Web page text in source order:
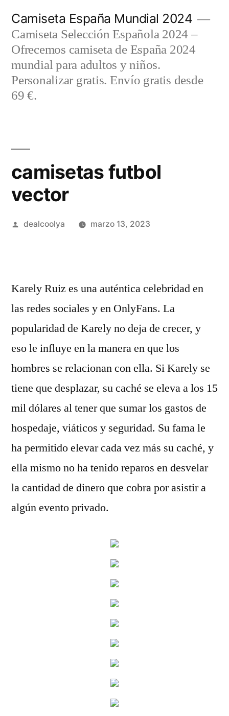
contenido
Camiseta España Mundial 2024
Camiseta Selección Española 2024 –
Ofrecemos camiseta de España 2024
mundial para adultos y niños.
Personalizar gratis. Envío gratis desde
69 €.
camisetas futbol
vector
Publicado
dealcoolya marzo 13, 2023
Karely Ruiz es una auténtica celebridad en
las redes sociales y en OnlyFans. La
popularidad de Karely no deja de crecer, y
eso le influye en la manera en que los
hombres se relacionan con ella. Si Karely se
tiene que desplazar, su caché se eleva a los 15
mil dólares al tener que sumar los gastos de
hospedaje, viáticos y seguridad. Su fama le
ha permitido elevar cada vez más su caché, y
ella mismo no ha tenido reparos en desvelar
la cantidad de dinero que cobra por asistir a
algún evento privado.